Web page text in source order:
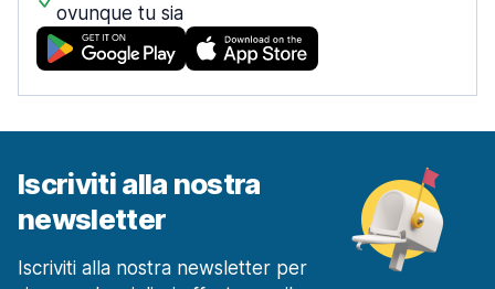
ovunque tu sia
Iscriviti alla nostra
newsletter
Iscriviti alla nostra newsletter per